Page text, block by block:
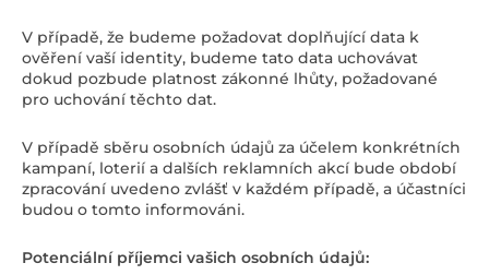
V případě, že budeme požadovat doplňující data k
ověření vaší identity, budeme tato data uchovávat
dokud pozbude platnost zákonné lhůty, požadované
pro uchování těchto dat.
V případě sběru osobních údajů za účelem konkrétních
kampaní, loterií a dalších reklamních akcí bude období
zpracování uvedeno zvlášť v každém případě, a účastníci
budou o tomto informováni.
Potenciální příjemci vašich osobních údajů: